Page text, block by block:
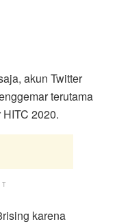
akun Twitter
terutama
2020.
karena